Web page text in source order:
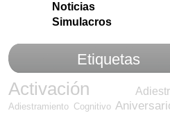
Noticias
Simulacros
Etiquetas
Activación
Adiestramiento Cognitivo